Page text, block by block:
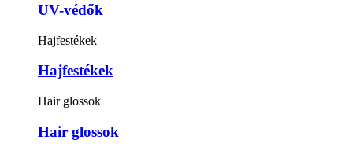
UV-védők
Hajfestékek
Hajfestékek
Hair glossok
Hair glossok